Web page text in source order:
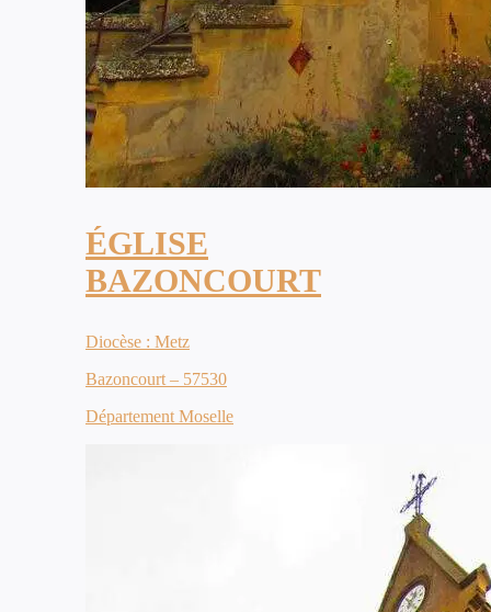
ÉGLISE
BAZONCOURT
Diocèse : Metz
Bazoncourt – 57530
Département Moselle